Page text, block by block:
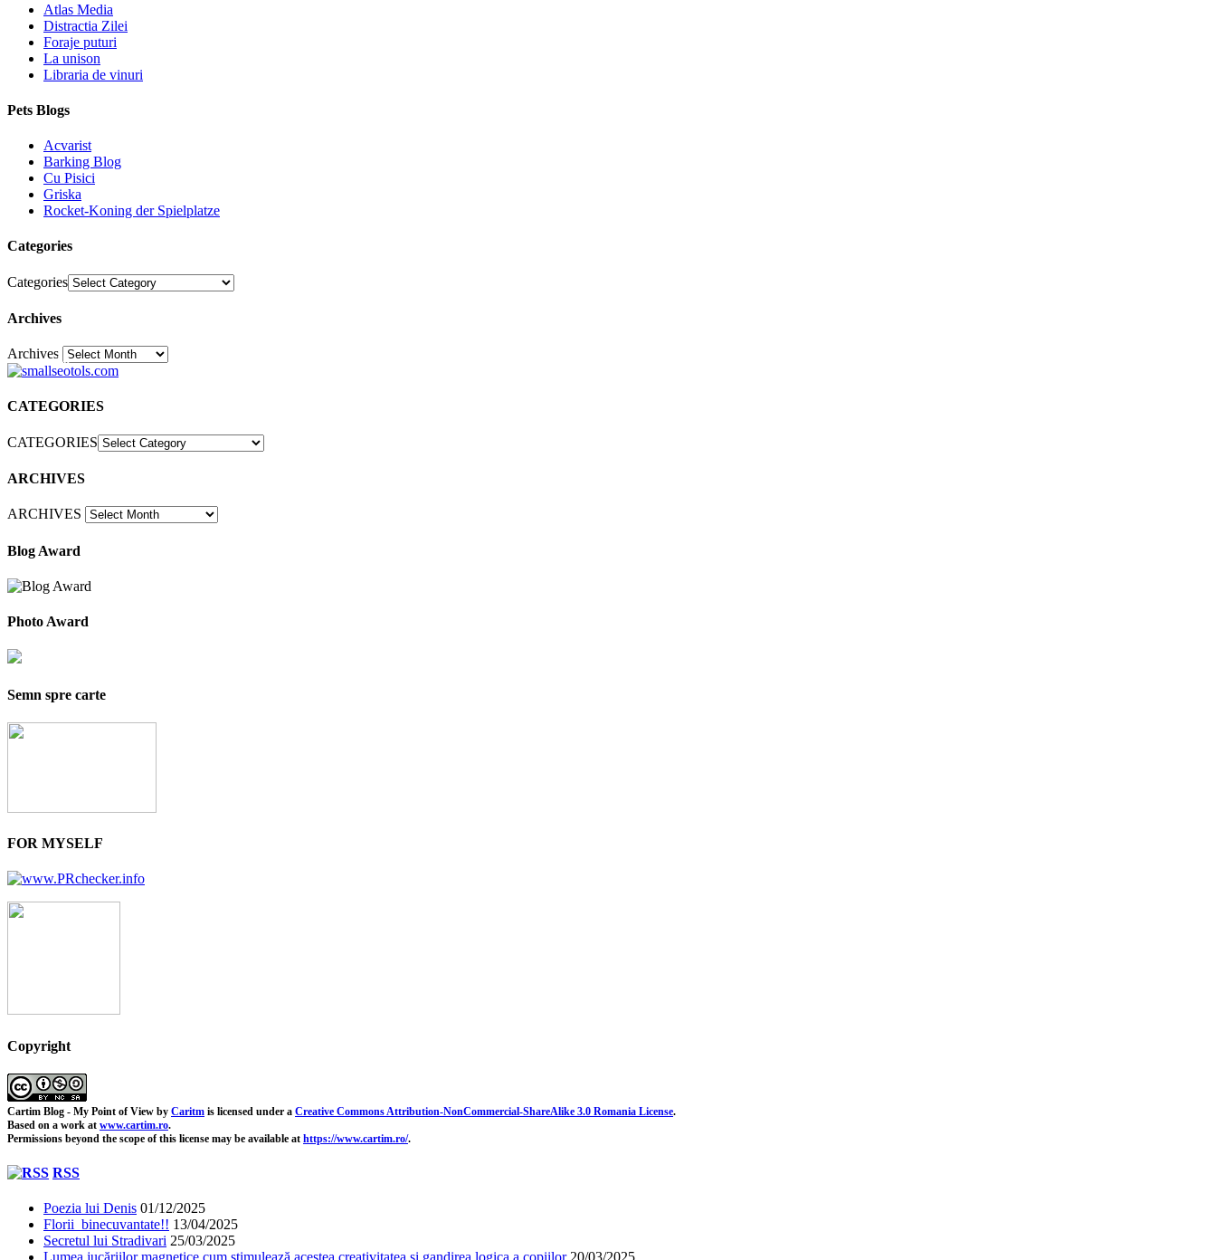
Atlas Media
Distractia Zilei
Foraje puturi
La unison
Libraria de vinuri
Pets Blogs
Acvarist
Barking Blog
Cu Pisici
Griska
Rocket-Koning der Spielplatze
Categories
Categories
Archives
Archives30
CATEGORIES
CATEGORIES
ARCHIVES
ARCHIVES
Blog Award
Photo Award
Semn spre carte
FOR MYSELF
Copyright
Cartim Blog - My Point of View by Caritm is licensed under a Creative Commons Attribution-NonCommercial-ShareAlike 3.0 Romania License.
Based on a work at www.cartim.ro.
Permissions beyond the scope of this license may be available at https://www.cartim.ro/.
RSS
Poezia lui Denis 01/12/2025
Florii binecuvantate!! 13/04/2025
Secretul lui Stradivari 25/03/2025